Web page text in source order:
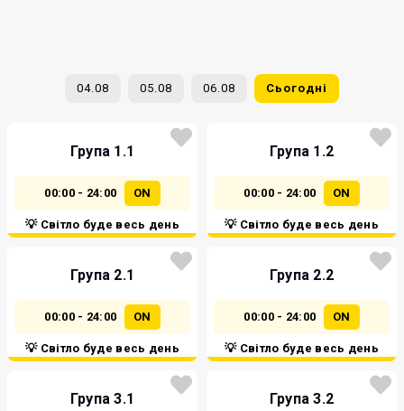
04.08 05.08 06.08 Сьогодні
Група 1.1
00:00 - 24:00 ON
💡 Світло буде весь день
Група 1.2
00:00 - 24:00 ON
💡 Світло буде весь день
Група 2.1
00:00 - 24:00 ON
💡 Світло буде весь день
Група 2.2
00:00 - 24:00 ON
💡 Світло буде весь день
Група 3.1 Група 3.2